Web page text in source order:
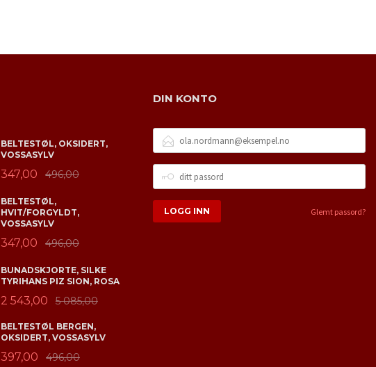
BELTESTØL, OKSIDERT,
VOSSASYLV
347,00 496,00
BELTESTØL,
HVIT/FORGYLDT,
VOSSASYLV
347,00 496,00
BUNADSKJORTE, SILKE
TYRIHANS PIZ SION, ROSA
2 543,00 5 085,00
BELTESTØL BERGEN,
OKSIDERT, VOSSASYLV
397,00 496,00
DIN KONTO
POSTADRESSE
PASSORD
Glemt passord?